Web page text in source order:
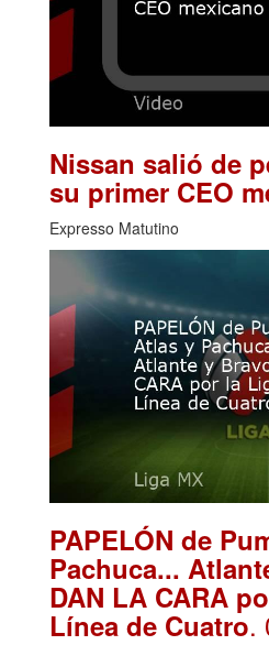
Nissan salió de
su primer CEO
Expresso Matutino
PAPELÓN de
Pachuca...
DAN LA CARA
Línea de Cuatro.